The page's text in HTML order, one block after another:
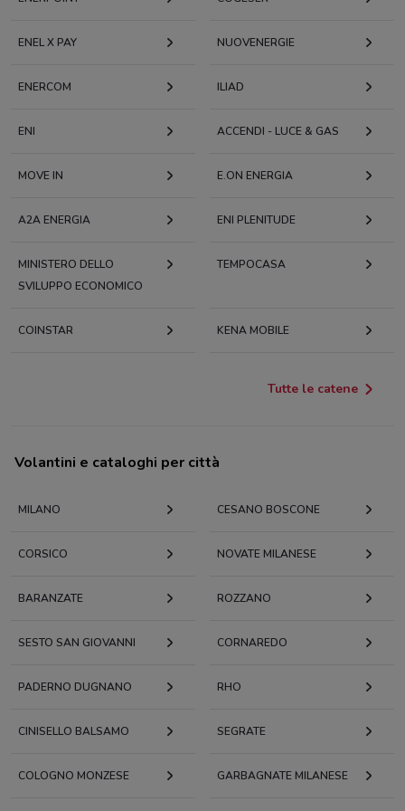
ENEL X PAY NUOVENERGIE
ENERCOM ILIAD
ENI ACCENDI - LUCE & GAS
MOVE IN E.ON ENERGIA
A2A ENERGIA ENI PLENITUDE
MINISTERO DELLO
SVILUPPO ECONOMICO
TEMPOCASA
COINSTAR KENA MOBILE
Tutte le catene
Volantini e cataloghi per città
MILANO CESANO BOSCONE
CORSICO NOVATE MILANESE
BARANZATE ROZZANO
SESTO SAN GIOVANNI CORNAREDO
PADERNO DUGNANO RHO
CINISELLO BALSAMO SEGRATE
COLOGNO MONZESE GARBAGNATE MILANESE